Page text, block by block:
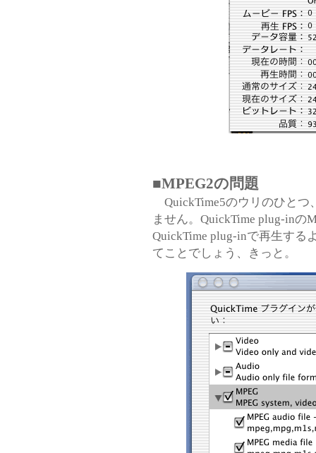
■MPEG2の問題
QuickTime5のウリのひとつ
ません。QuickTime plug-inの
QuickTime plug-inで再生する
てことでしょう、きっと。